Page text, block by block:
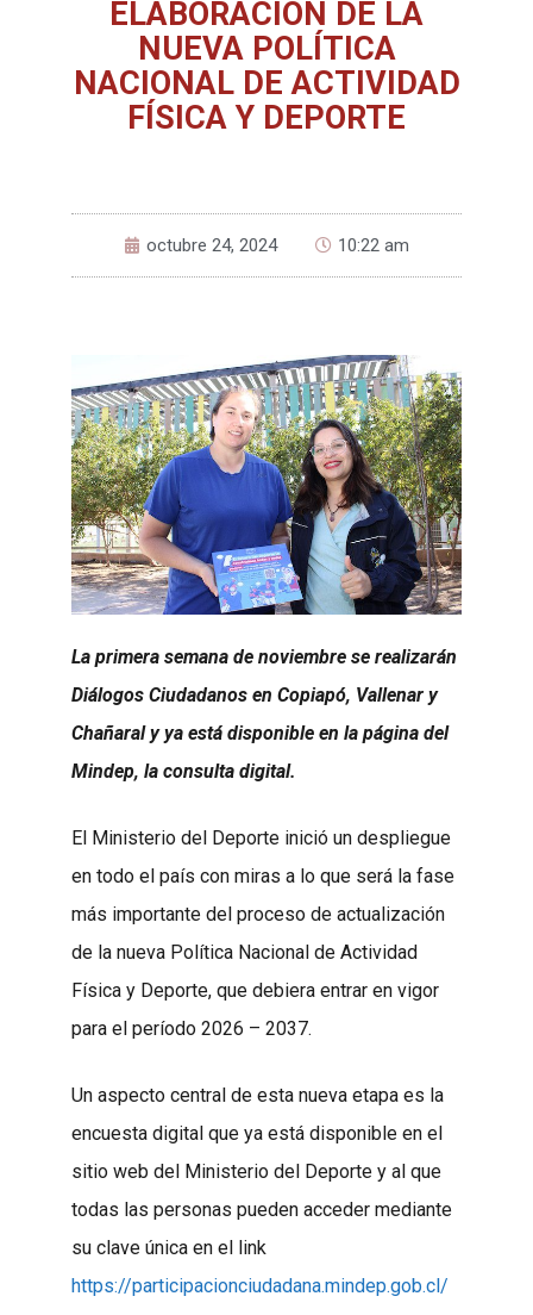
ELABORACIÓN DE LA
NUEVA POLÍTICA
NACIONAL DE ACTIVIDAD
FÍSICA Y DEPORTE
octubre 24, 2024 10:22 am
La primera semana de noviembre se realizarán
Diálogos Ciudadanos en Copiapó, Vallenar y
Chañaral y ya está disponible en la página del
Mindep, la consulta digital.
El Ministerio del Deporte inició un despliegue
en todo el país con miras a lo que será la fase
más importante del proceso de actualización
de la nueva Política Nacional de Actividad
Física y Deporte, que debiera entrar en vigor
para el período 2026 – 2037.
Un aspecto central de esta nueva etapa es la
encuesta digital que ya está disponible en el
sitio web del Ministerio del Deporte y al que
todas las personas pueden acceder mediante
su clave única en el link
https://participacionciudadana.mindep.gob.cl/